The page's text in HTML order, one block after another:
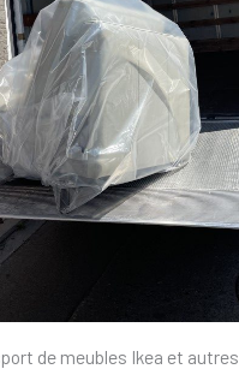
de meubles Ikea et autres